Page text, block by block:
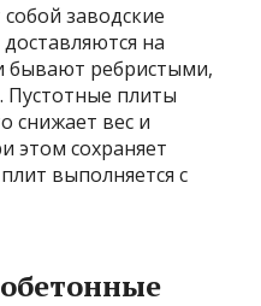
заводские
на
бывают ребристыми,
плиты
снижает вес и
этом сохраняет
выполняется с